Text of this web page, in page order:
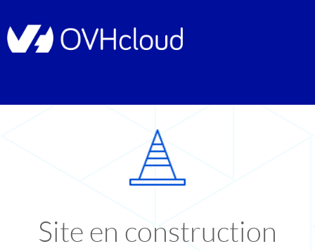
Site en construction